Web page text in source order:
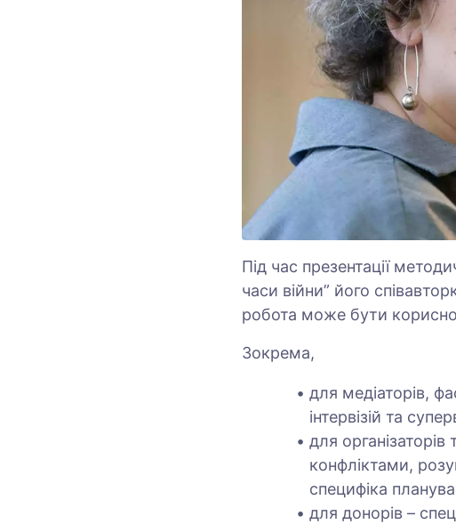
Під час презентації
часи війни” його
робота може бути
Зокрема,
для медіаторів,
інтервізій та
для
конфліктами,
специфіка
для донорів –